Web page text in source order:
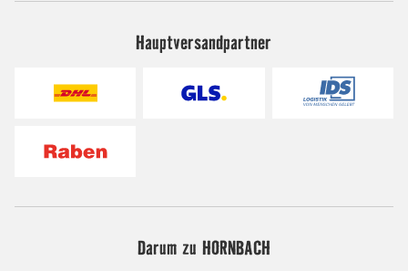
Hauptversandpartner
Darum zu HORNBACH